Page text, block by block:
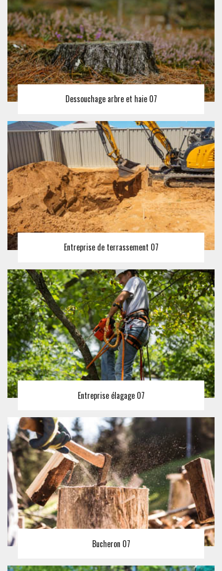
Dessouchage arbre et haie 07
Entreprise de terrassement 07
Entreprise élagage 07
Bucheron 07